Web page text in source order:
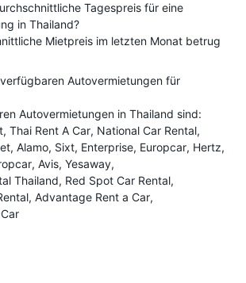
Tagespreis für eine
in Thailand?
Mietpreis im letzten Monat betrug
Autovermietungen für
Autovermietungen in Thailand sind:
Thai Rent A Car National Car Rental
Alamo Sixt Enterprise Europcar Hertz
Avis Yesaway
Thailand Red Spot Car Rental
Advantage Rent a Car